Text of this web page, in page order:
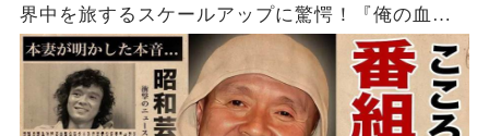
界中を旅するスケールアップに驚愕！『俺の血は
他人の血』でも有名な俳優の本妻が死後明かした
本音...晩年の入院中に支えた人物に言葉を失う！